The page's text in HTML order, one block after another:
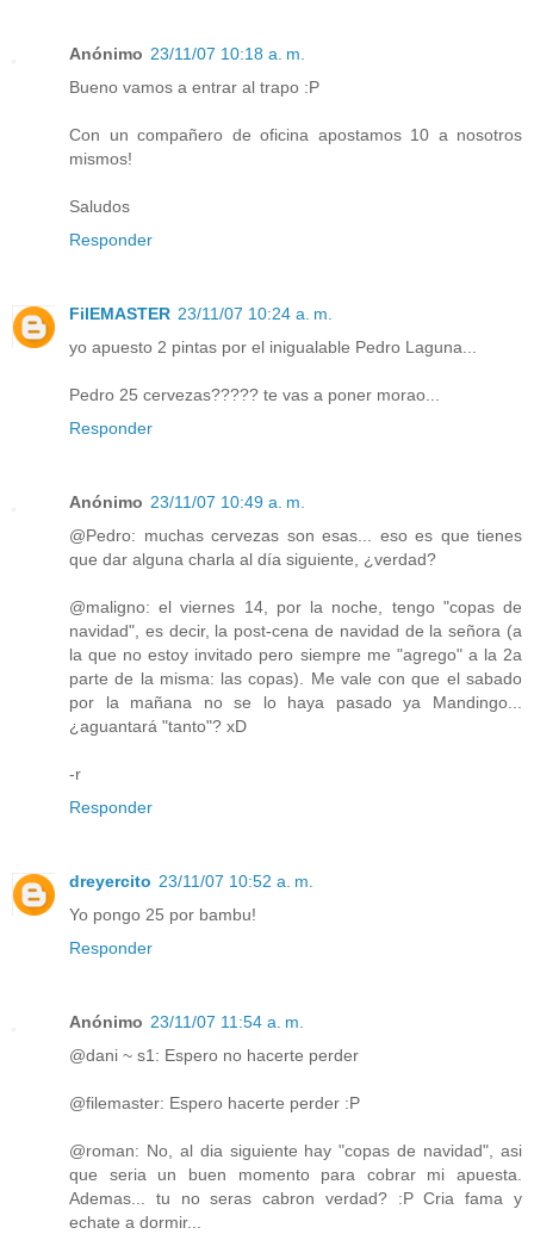
Anónimo 23/11/07 10:18 a. m.
Bueno vamos a entrar al trapo :P
Con un compañero de oficina apostamos 10 a nosotros
mismos!
Saludos
Responder
FilEMASTER 23/11/07 10:24 a. m.
yo apuesto 2 pintas por el inigualable Pedro Laguna...
Pedro 25 cervezas????? te vas a poner morao...
Responder
Anónimo 23/11/07 10:49 a. m.
@Pedro: muchas cervezas son esas... eso es que tienes
que dar alguna charla al día siguiente, ¿verdad?
@maligno: el viernes 14, por la noche, tengo "copas de
navidad", es decir, la post-cena de navidad de la señora (a
la que no estoy invitado pero siempre me "agrego" a la 2a
parte de la misma: las copas). Me vale con que el sabado
por la mañana no se lo haya pasado ya Mandingo...
¿aguantará "tanto"? xD
-r
Responder
dreyercito 23/11/07 10:52 a. m.
Yo pongo 25 por bambu!
Responder
Anónimo 23/11/07 11:54 a. m.
@dani ~ s1: Espero no hacerte perder
@filemaster: Espero hacerte perder :P
@roman: No, al dia siguiente hay "copas de navidad", asi
que seria un buen momento para cobrar mi apuesta.
Ademas... tu no seras cabron verdad? :P Cria fama y
echate a dormir...